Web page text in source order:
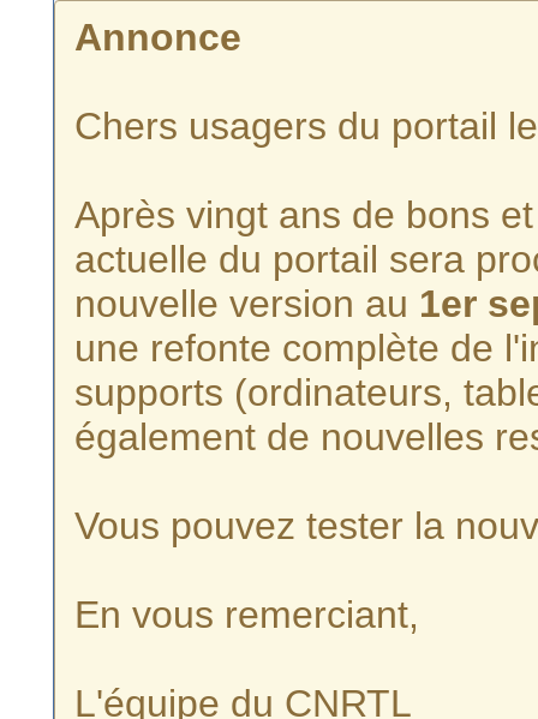
Annonce
Chers usagers du portail
Après vingt ans de bons
actuelle du portail sera
nouvelle version au 1er
une refonte complète de
supports (ordinateurs,
également de nouvelles
Vous pouvez tester la
En vous remerciant,
L'équipe du CNRTL